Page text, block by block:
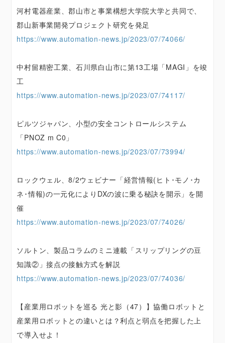
河村電器産業、郡山市と事業構想大学院大学と共同で、
郡山新事業開発プロジェクト研究を発足
https://www.automation-news.jp/2023/07/74066/
中村留精密工業、石川県白山市に第13工場「MAGI」を竣
工
https://www.automation-news.jp/2023/07/74117/
ピルツジャパン、小型の安全コントロールシステム
「PNOZ m C0」
https://www.automation-news.jp/2023/07/73994/
ロックウェル、8/2ウェビナー「経営情報(ヒト･モノ･カ
ネ･情報)の一元化によりDXの波に乗る秘訣を開示」を開
催
https://www.automation-news.jp/2023/07/74026/
ソルトン、製品コラムのミニ連載「スリップリングの豆
知識②」接点の接触方式を解説
https://www.automation-news.jp/2023/07/74036/
【産業用ロボットを巡る 光と影（47）】協働ロボットと
産業用ロボットとの違いとは？利点と弱点を把握した上
で導入せよ！